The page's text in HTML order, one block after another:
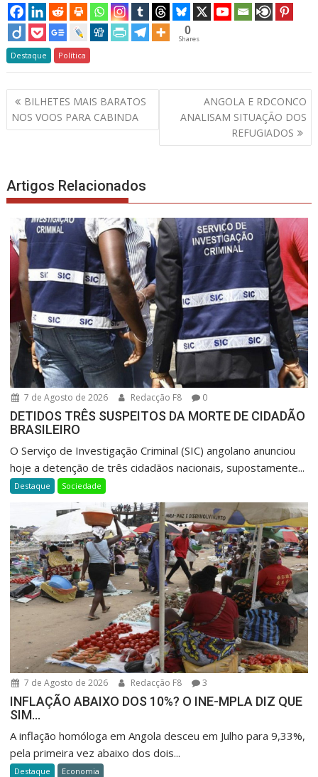
0
Shares
Destaque Política
Navegação
de
artigos
BILHETES MAIS BARATOS
NOS VOOS PARA CABINDA
ANGOLA E RDCONCO
ANALISAM SITUAÇÃO DOS
REFUGIADOS
Artigos Relacionados
7 de Agosto de 2026 Redacção F8 0
DETIDOS TRÊS SUSPEITOS DA MORTE DE CIDADÃO
BRASILEIRO
O Serviço de Investigação Criminal (SIC) angolano anunciou
hoje a detenção de três cidadãos nacionais, supostamente...
Destaque Sociedade
7 de Agosto de 2026 Redacção F8 3
INFLAÇÃO ABAIXO DOS 10%? O INE-MPLA DIZ QUE
SIM…
A inflação homóloga em Angola desceu em Julho para 9,33%,
pela primeira vez abaixo dos dois...
Destaque Economia